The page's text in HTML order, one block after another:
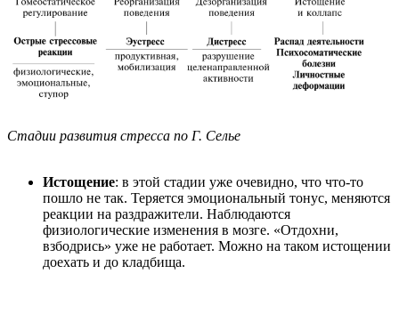
Стадии развития стресса по Г. Селье
Истощение: в этой стадии уже очевидно, что что-то
пошло не так. Теряется эмоциональный тонус, меняются
реакции на раздражители. Наблюдаются
физиологические изменения в мозге. «Отдохни,
взбодрись» уже не работает. Можно на таком истощении
доехать и до кладбища.